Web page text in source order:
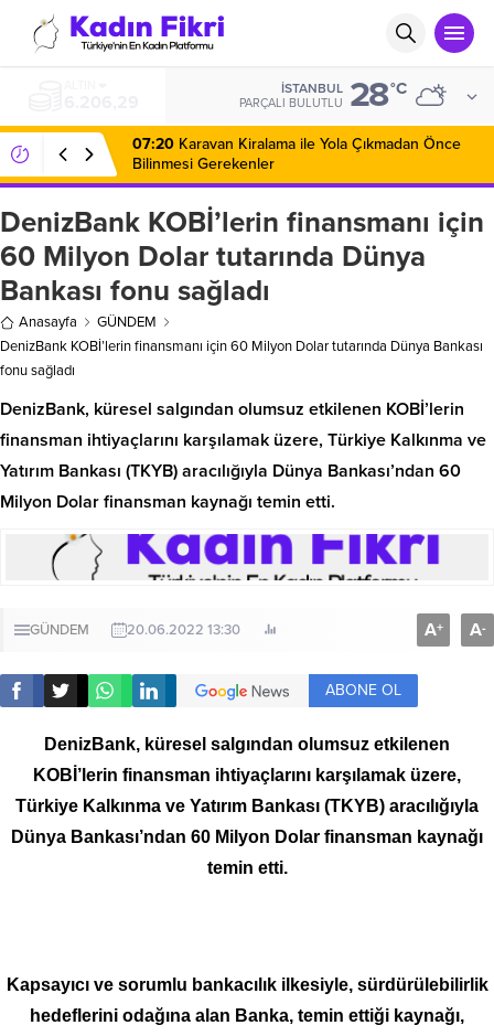
İSTANBUL
PARÇALI BULUTLU 28°C
07:20 Karavan Kiralama ile Yola Çıkmadan Önce
Bilinmesi Gerekenler
DenizBank KOBİ’lerin finansmanı için
60 Milyon Dolar tutarında Dünya
Bankası fonu sağladı
Anasayfa
GÜNDEM
DenizBank KOBİ’lerin finansmanı için 60 Milyon Dolar tutarında Dünya Bankası
fonu sağladı
DenizBank, küresel salgından olumsuz etkilenen KOBİ’lerin
finansman ihtiyaçlarını karşılamak üzere, Türkiye Kalkınma ve
Yatırım Bankası (TKYB) aracılığıyla Dünya Bankası’ndan 60
Milyon Dolar finansman kaynağı temin etti.
GÜNDEM 20.06.2022 13:30 A+ A-
ABONE OL
DenizBank, küresel salgından olumsuz etkilenen
KOBİ’lerin finansman ihtiyaçlarını karşılamak üzere,
Türkiye Kalkınma ve Yatırım Bankası (TKYB) aracılığıyla
Dünya Bankası’ndan 60 Milyon Dolar finansman kaynağı
temin etti.
Kapsayıcı ve sorumlu bankacılık ilkesiyle, sürdürülebilirlik
hedeflerini odağına alan Banka, temin ettiği kaynağı,